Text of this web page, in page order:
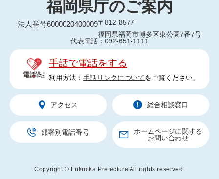
福岡県庁のご案内
法人番号6000020400009〒812-8577
福岡県福岡市博多区東公園7番7号
代表電話：092-651-1111
手話で電話をする
利用方法： 手話リンクについてをご覧ください。
アクセス 総合相談窓口
部署別電話番号
ホームページに関する
お問い合わせ
Copyright © Fukuoka Prefecture All rights reserved.